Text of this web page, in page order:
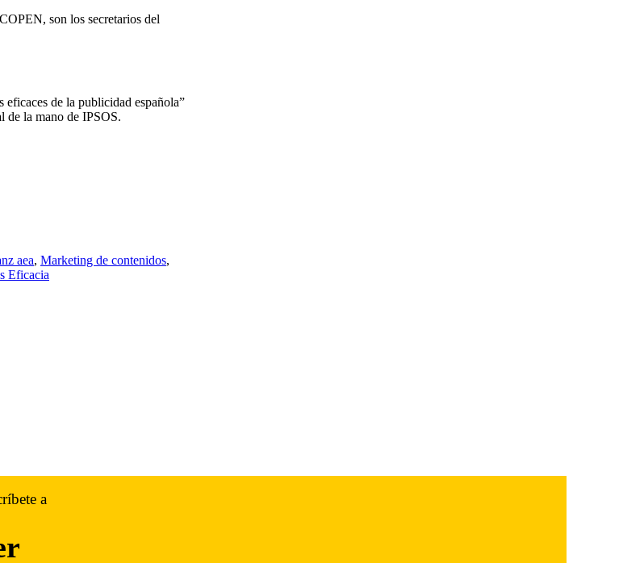
son los secretarios del
eficaces de la publicidad española”
de la mano de IPSOS.
aea, Marketing de contenidos,
Eficacia
a